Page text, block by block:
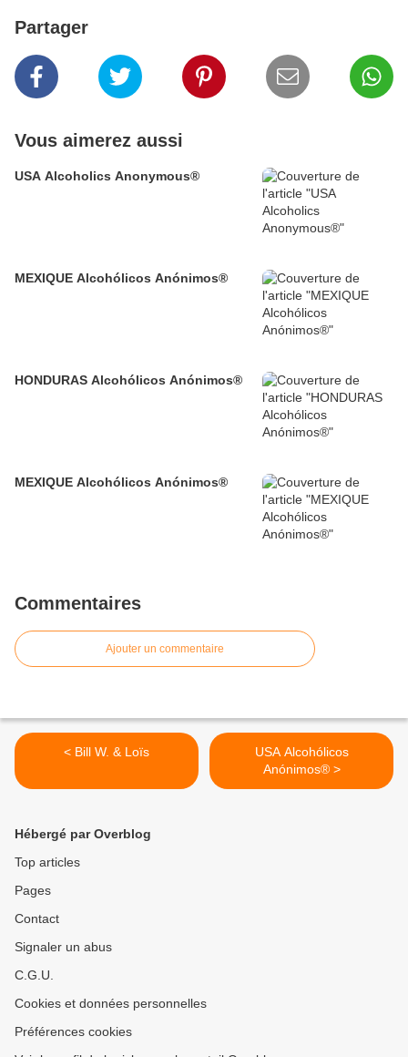
Partager
Vous aimerez aussi
USA Alcoholics Anonymous®
MEXIQUE Alcohólicos Anónimos®
HONDURAS Alcohólicos Anónimos®
MEXIQUE Alcohólicos Anónimos®
Commentaires
Ajouter un commentaire
< Bill W. & Loïs
USA Alcohólicos
Anónimos® >
Hébergé par Overblog
Top articles
Pages
Contact
Signaler un abus
C.G.U.
Cookies et données personnelles
Préférences cookies